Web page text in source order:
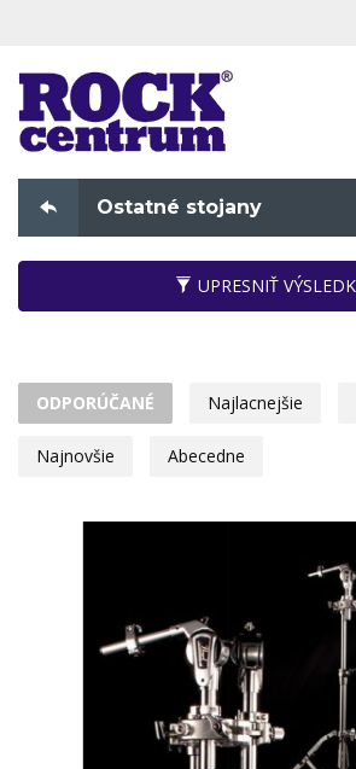
Ostatné stojany
UPRESNIŤ
ODPORÚČANÉ Najlacnejšie
Najnovšie Abecedne